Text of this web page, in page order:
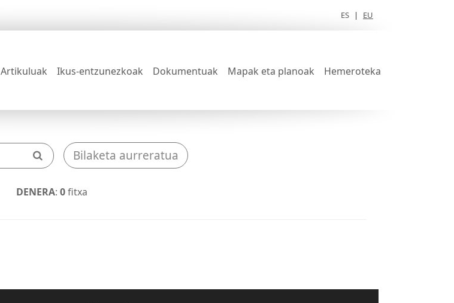
ES | EU
Artikuluak Ikus-entzunezkoak Dokumentuak Mapak eta planoak Hemeroteka
Bilaketa aurreratua
DENERA: 0fitxa